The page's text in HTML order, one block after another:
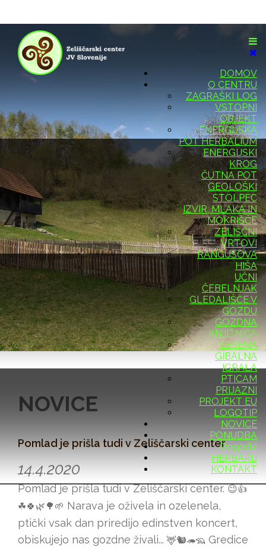
DOMOV
O CENTRU
ZAGRAŠKI LOG
VSTOPNI
OBJEKT
ENERGIJSKA
POT HERBALIUM
ENERGIJSKI
KROG
ČUTNA POT
GEOLOŠKI
STOLPEC
IZVIR, MLAKA IN
MOKRIŠČE
ZELIŠČNI
VRTOVI
RANGUSOVA
HIŠA
UČNI
ČEBELNJAK
GLEDALIŠČE V
GOZDU
GOZDNA
KNJIŽNICA
LESENA
GIBALNA
IGRALA
PTICAM
PRIJAZNI
PROJEKT EU
LOGOTIP
NOVICE
PONUDBA
Dogodki
HERBARIJ
KONTAKT
NOVICE
Pomlad je prišla tudi v Zeliščarski center
14.4.2020
Pomlad je prišla tudi v Zeliščarski center.😉👍
☘🍀 🌿 🌳 🌱 Narava je oživela in ozelenela,
ptički vsak dan priredijo edinstven koncert,
obiskujejo nas gozdne živali... 🦌🐿🦔🦡 Gredice